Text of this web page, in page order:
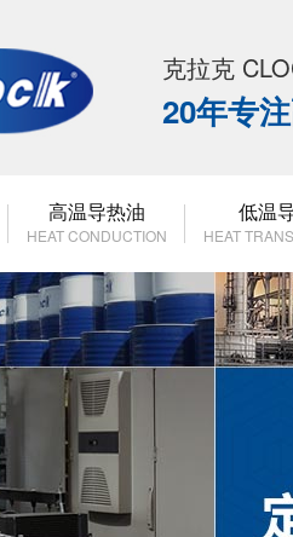
克拉克
20年专
高温导热油
HEAT CONDUCTION
低温
HEAT